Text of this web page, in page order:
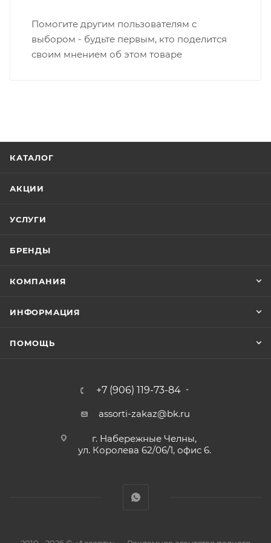
не должна превышать 100 000 р.
Помогите другим пользователям с
выбором - будьте первым, кто поделится
своим мнением об этом товаре
КАТАЛОГ
АКЦИИ
УСЛУГИ
БРЕНДЫ
КОМПАНИЯ
ИНФОРМАЦИЯ
ПОМОЩЬ
+7 (906) 119-73-84
assorti-zakaz@bk.ru
г. Набережные Челны,
ул. Королева 62/06/1, офис 6.